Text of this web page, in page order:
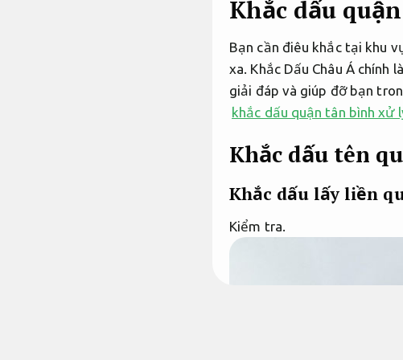
Khắc dấu
Bạn cần điêu khắc tại khu
xa. Khắc Dấu Châu Á chính
giải đáp và giúp đỡ bạn
khắc dấu quận tân bình xử
Khắc dấu tên
Khắc dấu lấy liền
Kiểm tra.